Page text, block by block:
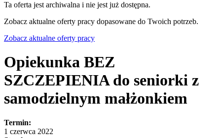
Ta oferta jest archiwalna i nie jest już dostępna.
Zobacz aktualne oferty pracy dopasowane do Twoich potrzeb.
Zobacz aktualne oferty pracy
Opiekunka BEZ
SZCZEPIENIA do seniorki z
samodzielnym małżonkiem
Termin:
1 czerwca 2022